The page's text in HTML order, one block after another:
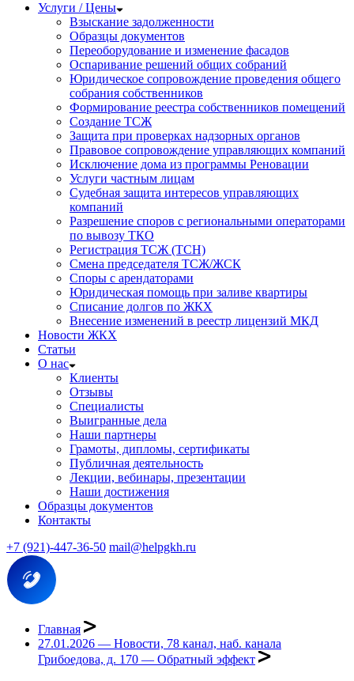
Услуги / Цены
Взыскание задолженности
Образцы документов
Переоборудование и изменение фасадов
Оспаривание решений общих собраний
Юридическое сопровождение проведения общего
собрания собственников
Формирование реестра собственников помещений
Создание ТСЖ
Защита при проверках надзорных органов
Правовое сопровождение управляющих компаний
Исключение дома из программы Реновации
Услуги частным лицам
Судебная защита интересов управляющих
компаний
Разрешение споров с региональными операторами
по вывозу ТКО
Регистрация ТСЖ (ТСН)
Смена председателя ТСЖ/ЖСК
Споры с арендаторами
Юридическая помощь при заливе квартиры
Списание долгов по ЖКХ
Внесение изменений в реестр лицензий МКД
Новости ЖКХ
Статьи
О нас
Клиенты
Отзывы
Специалисты
Выигранные дела
Наши партнеры
Грамоты, дипломы, сертификаты
Публичная деятельность
Лекции, вебинары, презентации
Наши достижения
Образцы документов
Контакты
+7 (921)-447-36-50 mail@helpgkh.ru
Главная
27.01.2026 — Новости, 78 канал, наб. канала
Грибоедова, д. 170 — Обратный эффект